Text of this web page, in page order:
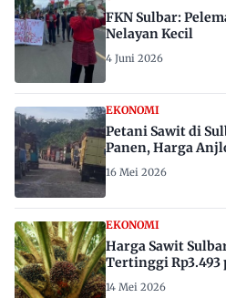
FKN Sulbar:
Nelayan Kecil
4 Juni 2026
EKONOMI
Petani Sawit di
Panen, Harga
16 Mei 2026
EKONOMI
Harga Sawit
Tertinggi Rp3.493
14 Mei 2026